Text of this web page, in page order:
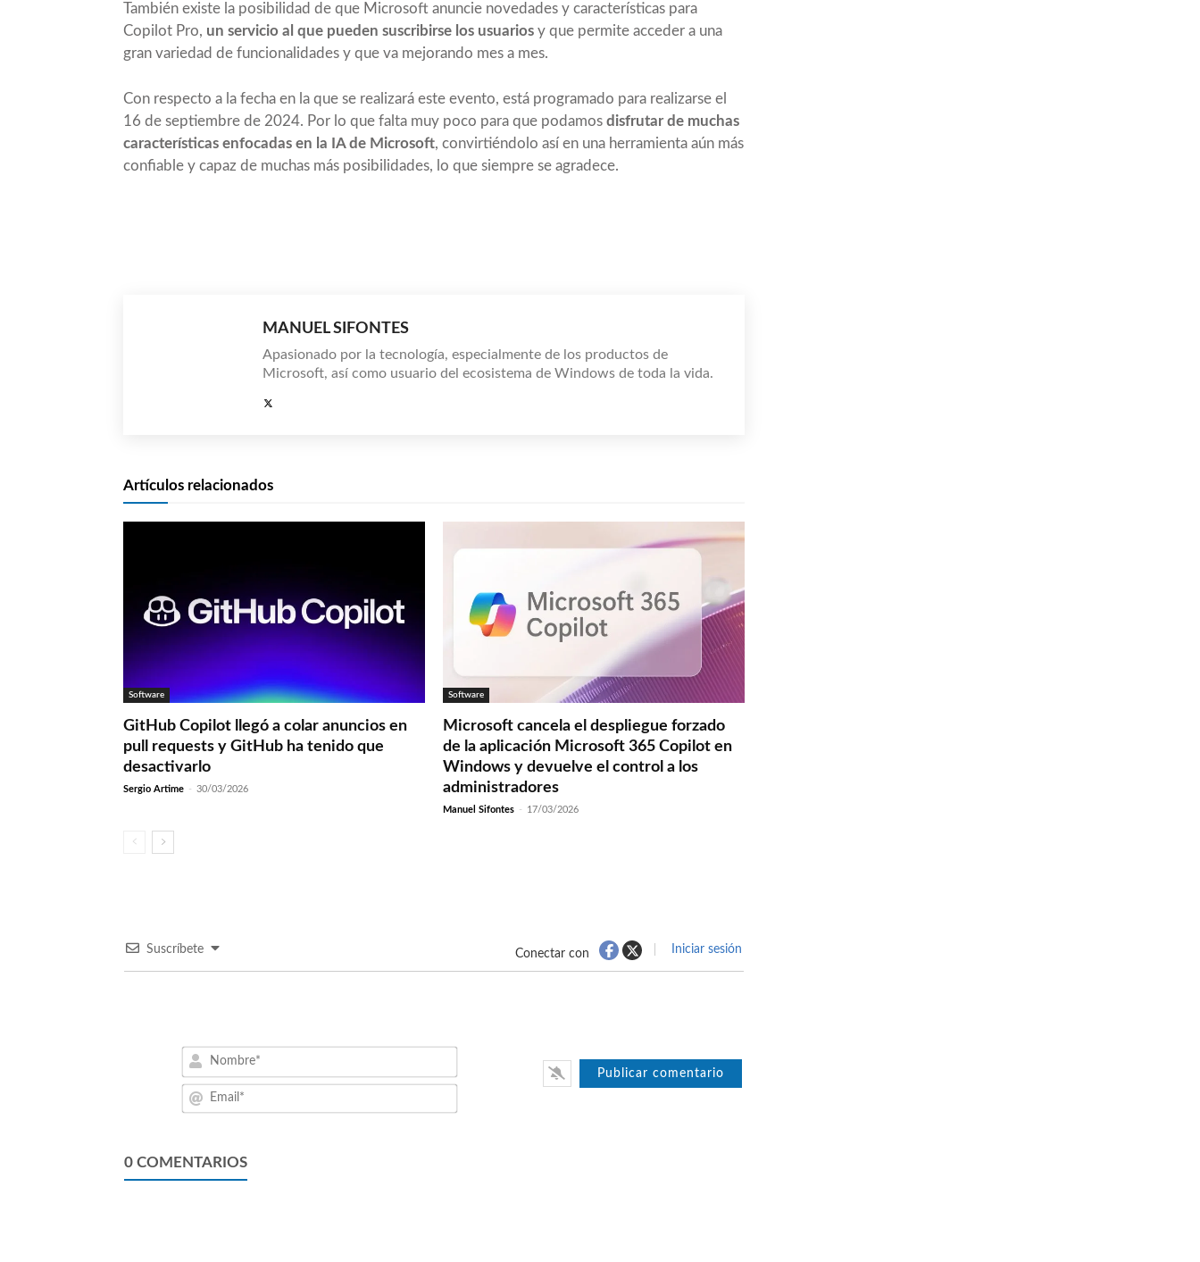
También existe la posibilidad de que Microsoft anuncie novedades y características para
Copilot Pro, un servicio al que pueden suscribirse los usuarios y que permite acceder a una
gran variedad de funcionalidades y que va mejorando mes a mes.
Con respecto a la fecha en la que se realizará este evento, está programado para realizarse el
16 de septiembre de 2024. Por lo que falta muy poco para que podamos disfrutar de muchas
características enfocadas en la IA de Microsoft, convirtiéndolo así en una herramienta aún más
confiable y capaz de muchas más posibilidades, lo que siempre se agradece.
MANUEL SIFONTES
Apasionado por la tecnología, especialmente de los productos de
Microsoft, así como usuario del ecosistema de Windows de toda la vida.
Artículos relacionados
Software
GitHub Copilot llegó a colar anuncios en
pull requests y GitHub ha tenido que
desactivarlo
Sergio Artime - 30/03/2026
Software
Microsoft cancela el despliegue forzado
de la aplicación Microsoft 365 Copilot en
Windows y devuelve el control a los
administradores
Manuel Sifontes - 17/03/2026
Suscríbete Conectar con Iniciar sesión
Nombre*
Email*
0 COMENTARIOS